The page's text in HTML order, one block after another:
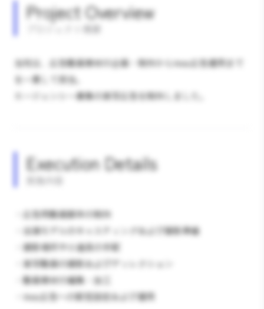
Project Overview
プロジェクト概要
当社は、広告動画素材の企画・制作からWeb広告運用まで
を一貫して担当。
エージェンシー募集の実写広告を制作しました。
Execution Details
実施内容
・広告用動画脚本の制作
・出演モデルのキャスティングおよび撮影準備
・撮影場所や小道具の手配
・実写動画の撮影およびディレクション
・動画素材の編集・加工
・Web広告への配信設定および運用